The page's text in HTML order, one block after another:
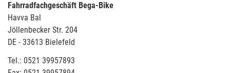
Fahrradfachgeschäft Bega-Bike
Havva Bal
Jöllenbecker Str. 204
DE - 33613 Bielefeld
Tel.: 0521 39957893